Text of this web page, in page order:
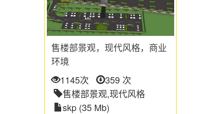
售楼部景观，现代风格，商业
环境
1145次
359 次
售楼部景观,现代风格
skp (35 Mb)